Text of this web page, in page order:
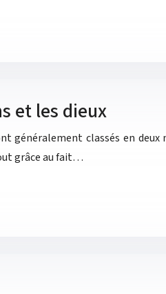
et les dieux
classés en
grâce au fait…